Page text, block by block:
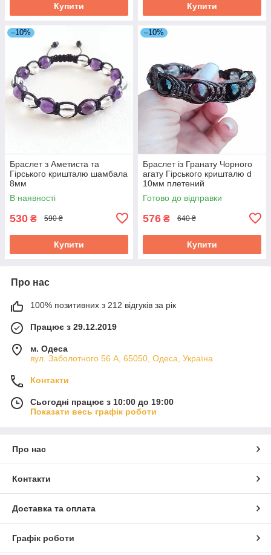
Купити Купити
–10%
Браслет з Аметиста та
Гірського кришталю шамбала
8мм
В наявності
530 ₴ 590 ₴
Купити
–10%
Браслет із Гранату Чорного
агату Гірського кришталю d
10мм плетений
Готово до відправки
576 ₴ 640 ₴
Купити
Про нас
100% позитивних з 212 відгуків за рік
Працює з 29.12.2019
м. Одеса
вул. Заболотного 56 А, 65050, Одеса, Україна
Контакти
Сьогодні працює з 10:00 до 19:00
Показати весь графік роботи
Про нас
Контакти
Доставка та оплата
Графік роботи